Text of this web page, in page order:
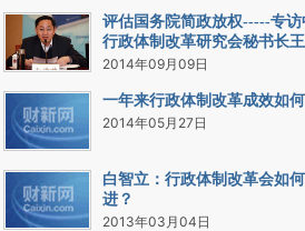
评估国务院简政放权-----专访
行政体制改革研究会秘书长
2014年09月09日
一年来行政体制改革成效如何
2014年05月27日
白智立：行政体制改革会如
进？
2013年03月04日